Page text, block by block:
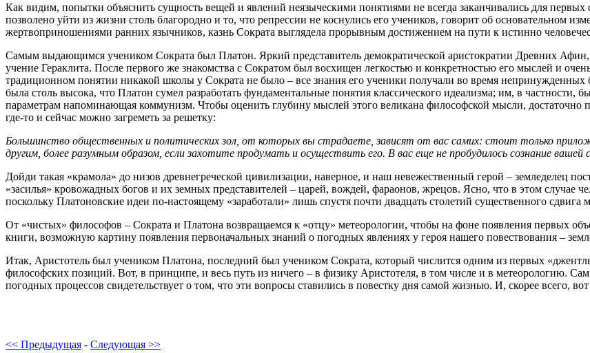
Как видим, попытки объяснить сущность вещей и явлений неязыческими понятиями не всегда заканчивались для
позволено уйти из жизни столь благородно и то, что репрессии не коснулись его учеников, говорит об основательном
жертвоприношениями ранних язычников, казнь Сократа выглядела прорывным достижением на пути к истинно
Самым выдающимся учеником Сократа был Платон. Яркий представитель демократической аристократии Древних
учение Гераклита. После первого же знакомства с Сократом был восхищен легкостью и конкретностью его мыслей и
традиционном понятии никакой школы у Сократа не было ‒ все знания его ученики получали во время непринужденных
была столь высока, что Платон сумел разработать фундаментальные понятия классического идеализма; им, в частности,
параметрам напоминающая коммунизм. Чтобы оценить глубину мыслей этого великана философской мысли, достаточно
где-то и сейчас можно загреметь за решетку:
Большинство общественных и политических зол, от которых вы страдаете, зависят от вас самих: стоит только
другим, более разумным образом, если захотите продумать и осуществить его. В вас еще не пробудилось сознание вашей
Дойди такая «крамола» до низов древнегреческой цивилизации, наверное, и наш невежественный герой – земледелец
«засилья» кровожадных богов и их земных представителей ‒ царей, вождей, фараонов, жрецов. Ясно, что в этом случае
поскольку Платоновские идеи по-настоящему «заработали» лишь спустя почти двадцать столетий существенного
От «чистых» философов ‒ Сократа и Платона возвращаемся к «отцу» метеорологии, чтобы на фоне появления первых
книги, возможную картину появления первоначальных знаний о погодных явлениях у героя нашего повествования ‒
Итак, Аристотель был учеником Платона, последний был учеником Сократа, который числится одним из первых
философских позиций. Вот, в принципе, и весь путь из ничего ‒ в физику Аристотеля, в том числе и в метеорологию.
погодных процессов свидетельствует о том, что эти вопросы ставились в повестку дня самой жизнью. И, скорее всего,
<< Предыдущая - Следующая >>